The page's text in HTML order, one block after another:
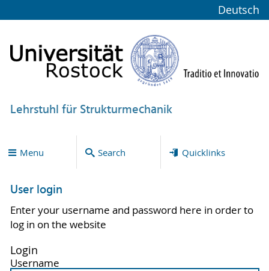
Deutsch
Lehrstuhl für Strukturmechanik
Menu Search Quicklinks
User login
Enter your username and password here in order to
log in on the website
Login
Username